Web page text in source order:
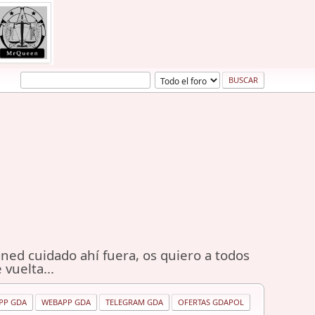
cuidado ahí fuera, os quiero a todos
vuelta...
GDA WEBAPP GDA TELEGRAM GDA OFERTAS GDAPOL